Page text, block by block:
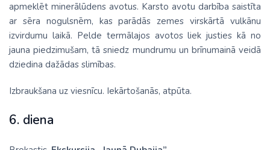
apmeklēt minerālūdens avotus. Karsto avotu darbība saistīta
ar sēra nogulsnēm, kas parādās zemes virskārtā vulkānu
izvirdumu laikā. Pelde termālajos avotos liek justies kā no
jauna piedzimušam, tā sniedz mundrumu un brīnumainā veidā
dziedina dažādas slimības.
Izbraukšana uz viesnīcu. Iekārtošanās, atpūta.
6. diena